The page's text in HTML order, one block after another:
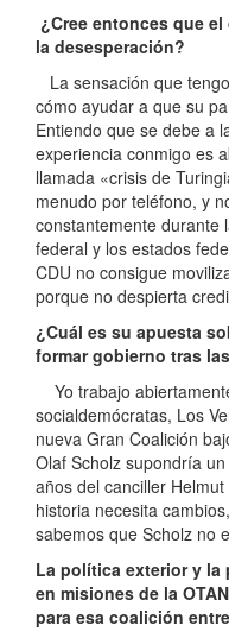
¿Cree entonces que
la desesperación?
La sensación que
cómo ayudar a que su
Entiendo que se debe a
experiencia conmigo es
llamada «crisis de
menudo por teléfono, y
constantemente durante
federal y los estados
CDU no consigue
porque no despierta
¿Cuál es su apuesta
formar gobierno tras
Yo trabajo
socialdemócratas, Los
nueva Gran Coalición
Olaf Scholz supondría
años del canciller
historia necesita
sabemos que Scholz no
La política exterior y la
en misiones de la
para esa coalición